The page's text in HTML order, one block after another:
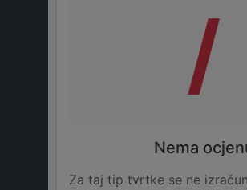
/
Nema
Za taj tip tvrtke se ne